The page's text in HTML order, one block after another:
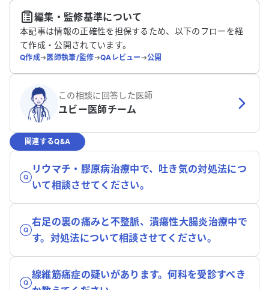
編集・監修基準について
本記事は情報の正確性を担保するため、以下のフローを経
て作成・公開されています。
Q作成➔医師執筆/監修➔QAレビュー➔公開
この相談に回答した医師
ユビー医師チーム
関連するQ&A
リウマチ・膠原病治療中で、吐き気の対処法につ
いて相談させてください。
右足の裏の痛みと不整脈、潰瘍性大腸炎治療中で
す。対処法について相談させてください。
線維筋痛症の疑いがあります。何科を受診すべき